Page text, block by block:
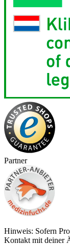
Partner
Hinweis: Sofern
Kontakt mit deiner